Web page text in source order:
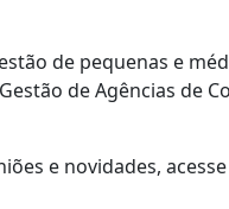
de pequenas e
de Agências de
e novidades,